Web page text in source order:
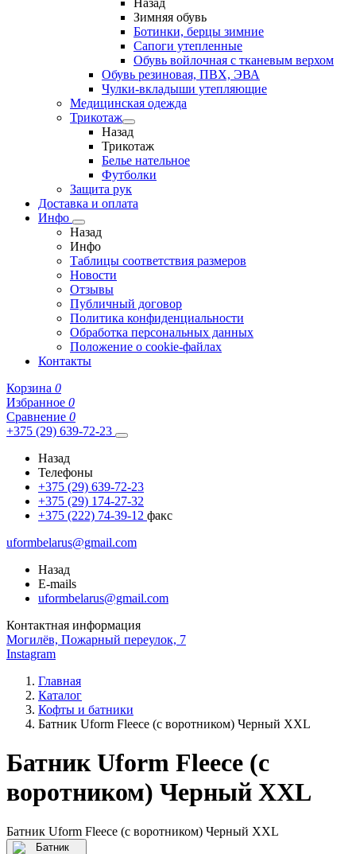
Назад
Зимняя обувь
Ботинки, берцы зимние
Сапоги утепленные
Обувь войлочная с тканевым верхом
Обувь резиновая, ПВХ, ЭВА
Чулки-вкладыши утепляющие
Медицинская одежда
Трикотаж
Назад
Трикотаж
Белье нательное
Футболки
Защита рук
Доставка и оплата
Инфо
Назад
Инфо
Таблицы соответствия размеров
Новости
Отзывы
Публичный договор
Политика конфиденциальности
Обработка персональных данных
Положение о cookie-файлах
Контакты
Корзина 0
Избранное 0
Сравнение 0
+375 (29) 639-72-23
Назад
Телефоны
+375 (29) 639-72-23
+375 (29) 174-27-32
+375 (222) 74-39-12 факс
uformbelarus@gmail.com
Назад
E-mails
uformbelarus@gmail.com
Контактная информация
Могилёв, Пожарный переулок, 7
Instagram
Главная
Каталог
Кофты и батники
Батник Uform Fleece (с воротником) Черный XXL
Батник Uform Fleece (с
воротником) Черный XXL
Батник Uform Fleece (с воротником) Черный XXL